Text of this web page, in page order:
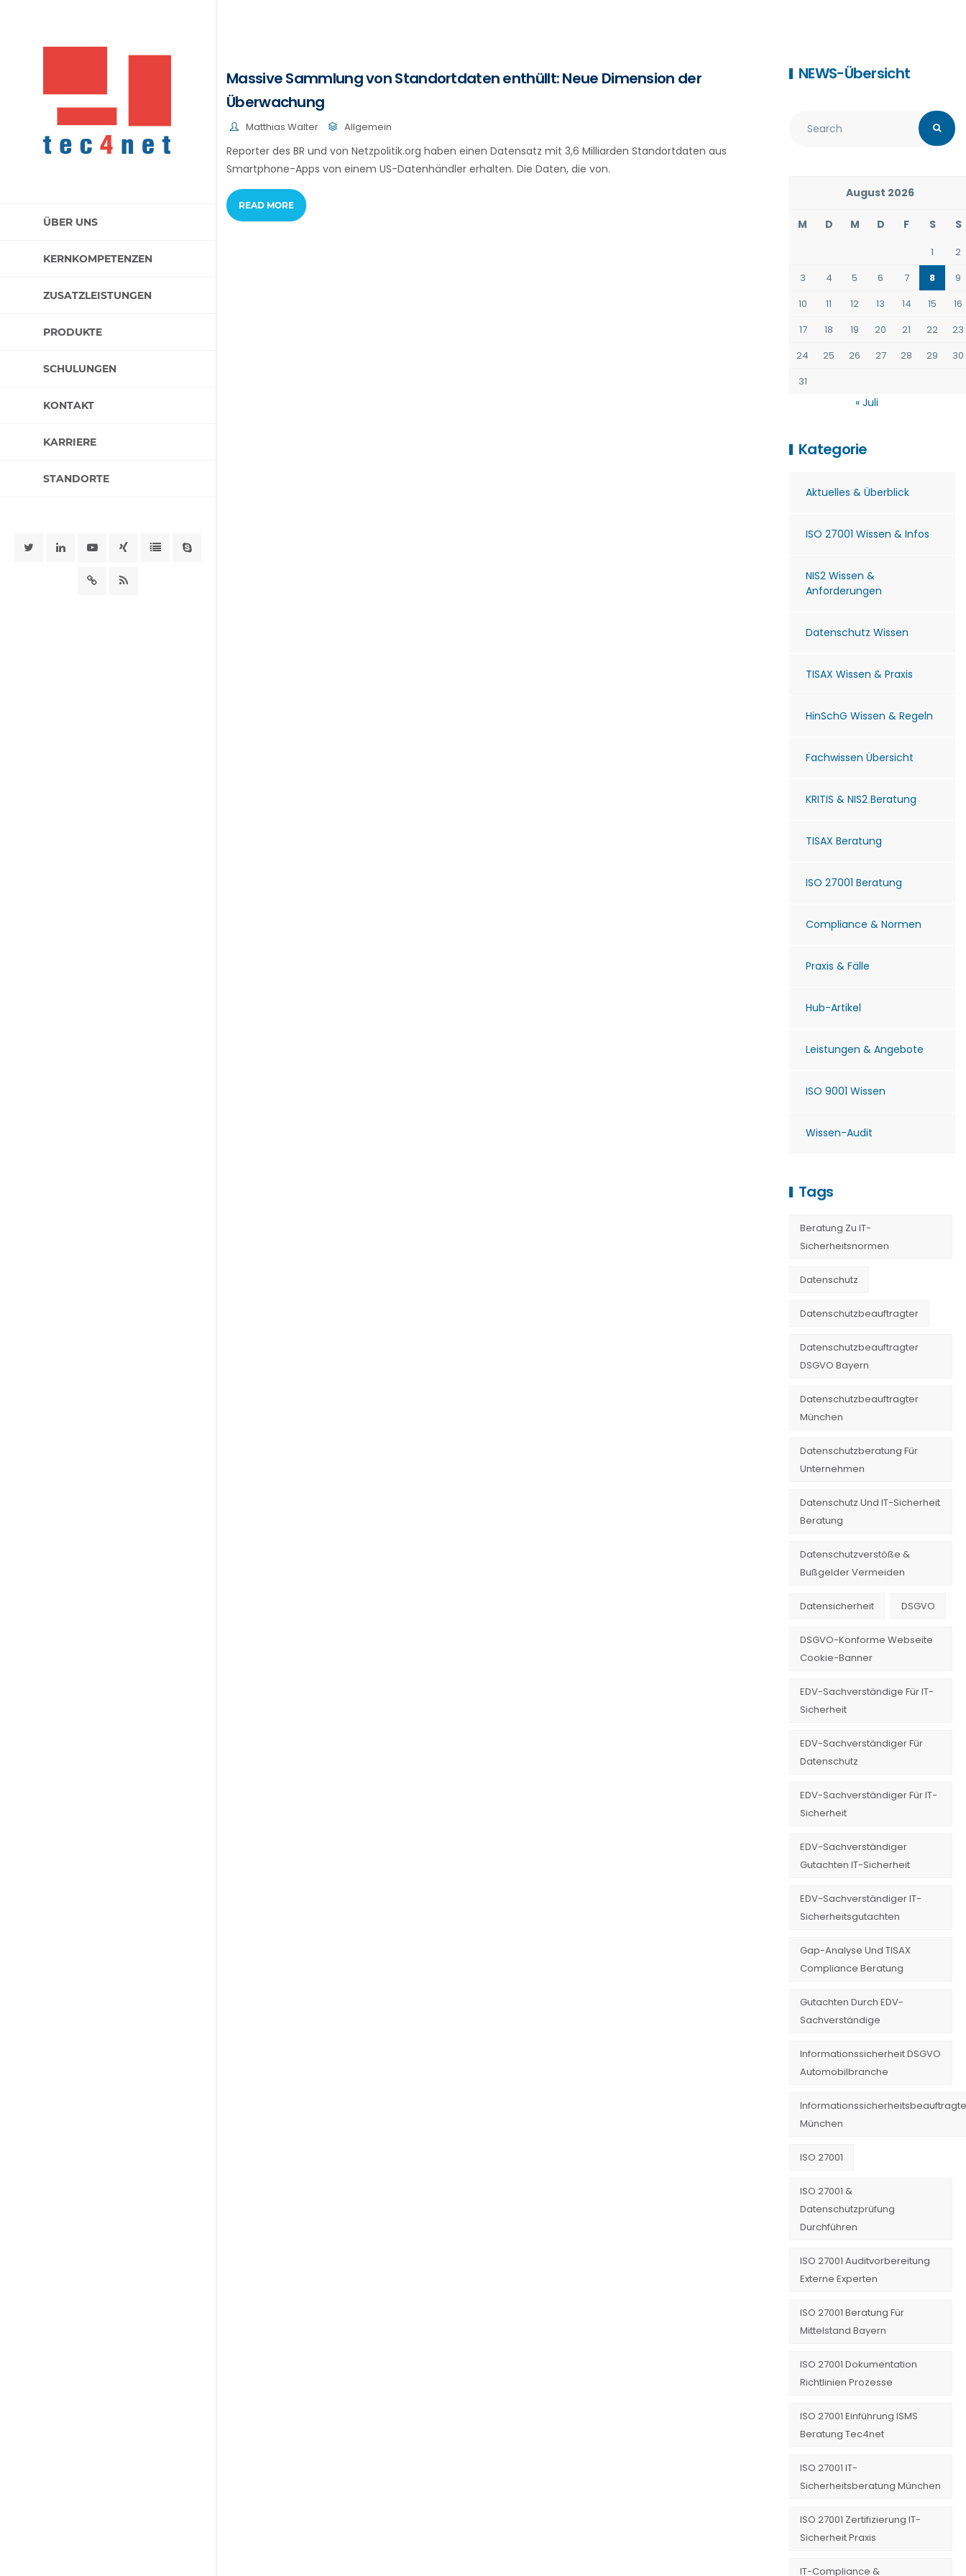
ÜBER UNS
KERNKOMPETENZEN
ZUSATZLEISTUNGEN
PRODUKTE
SCHULUNGEN
KONTAKT
KARRIERE
STANDORTE
Massive Sammlung von Standortdaten enthüllt: Neue Dimension der
Überwachung
Matthias Walter Allgemein
Reporter des BR und von Netzpolitik.org haben einen Datensatz mit 3,6 Milliarden Standortdaten aus
Smartphone-Apps von einem US-Datenhändler erhalten. Die Daten, die von.
READ MORE
NEWS-Übersicht
August 2026
M D M D F S S
1
2
3
4 5 6 7 8
9
10
11 12 13 14 15
16
17
18 19 20 21 22
23
24
25 26 27 28 29
30
31
« Juli
Kategorie
Aktuelles & Überblick
ISO 27001 Wissen & Infos
NIS2 Wissen &
Anforderungen
Datenschutz Wissen
TISAX Wissen & Praxis
HinSchG Wissen & Regeln
Fachwissen Übersicht
KRITIS & NIS2 Beratung
TISAX Beratung
ISO 27001 Beratung
Compliance & Normen
Praxis & Fälle
Hub-Artikel
Leistungen & Angebote
ISO 9001 Wissen
Wissen-Audit
Tags
Beratung Zu IT-
Sicherheitsnormen
Datenschutz
Datenschutzbeauftragter
Datenschutzbeauftragter
DSGVO Bayern
Datenschutzbeauftragter
München
Datenschutzberatung Für
Unternehmen
Datenschutz Und IT-Sicherheit
Beratung
Datenschutzverstöße &
Bußgelder Vermeiden
Datensicherheit DSGVO
DSGVO-Konforme Webseite
Cookie-Banner
EDV-Sachverständige Für IT-
Sicherheit
EDV-Sachverständiger Für
Datenschutz
EDV-Sachverständiger Für IT-
Sicherheit
EDV-Sachverständiger
Gutachten IT-Sicherheit
EDV-Sachverständiger IT-
Sicherheitsgutachten
Gap-Analyse Und TISAX
Compliance Beratung
Gutachten Durch EDV-
Sachverständige
Informationssicherheit DSGVO
Automobilbranche
München
ISO 27001
ISO 27001 &
Datenschutzprüfung
Durchführen
ISO 27001 Auditvorbereitung
Externe Experten
ISO 27001 Beratung Für
Mittelstand Bayern
ISO 27001 Dokumentation
Richtlinien Prozesse
ISO 27001 Einführung ISMS
Beratung Tec4net
ISO 27001 IT-
Sicherheitsberatung München
ISO 27001 Zertifizierung IT-
Sicherheit Praxis
IT-Compliance &